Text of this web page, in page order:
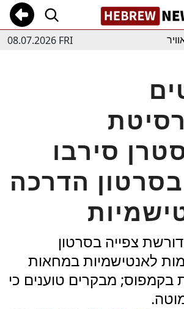
08.07.2026 FRI
סירבו
הדרכה
צפייה בסרטון
לאנטישמיות במחאות
בקמפוס; מבקרים טוענים כי